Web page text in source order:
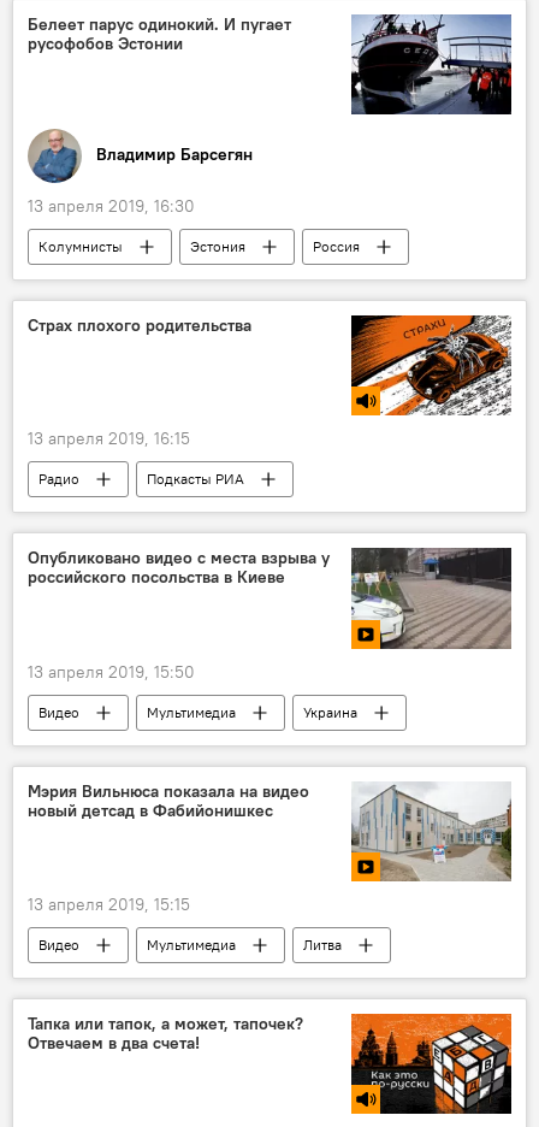
Белеет парус одинокий. И пугает
русофобов Эстонии
Владимир Барсегян
13 апреля 2019, 16:30
Колумнисты Эстония Россия
Страх плохого родительства
13 апреля 2019, 16:15
Радио Подкасты РИА
Опубликовано видео с места взрыва у
российского посольства в Киеве
13 апреля 2019, 15:50
Видео Мультимедиа
Украина
Россия
Мэрия Вильнюса показала на видео
новый детсад в Фабийонишкес
13 апреля 2019, 15:15
Видео Мультимедиа
Литва
Вильнюс
детский сад
Тапка или тапок, а может, тапочек?
Отвечаем в два счета!